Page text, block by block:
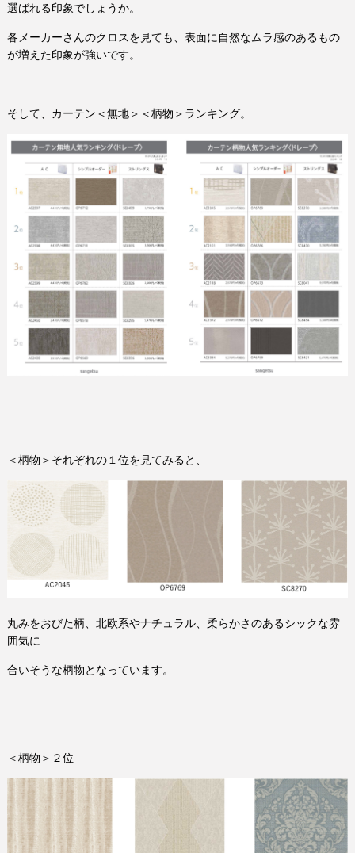
選ばれる印象でしょうか。
各メーカーさんのクロスを見ても、表面に自然なムラ感のあるもの
が増えた印象が強いです。
そして、カーテン＜無地＞＜柄物＞ランキング。
＜柄物＞それぞれの１位を見てみると、
丸みをおびた柄、北欧系やナチュラル、柔らかさのあるシックな雰
囲気に
合いそうな柄物となっています。
＜柄物＞２位